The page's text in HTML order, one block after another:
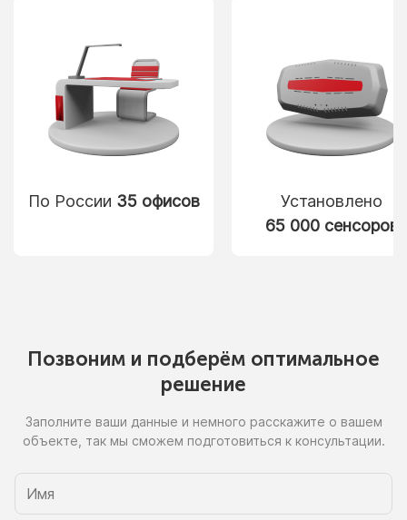
По России 35 офисов
Установлено
65 000 сенсоров
Позвоним и подберём оптимальное
решение
Заполните ваши данные и немного расскажите о вашем
объекте, так мы сможем подготовиться к консультации.